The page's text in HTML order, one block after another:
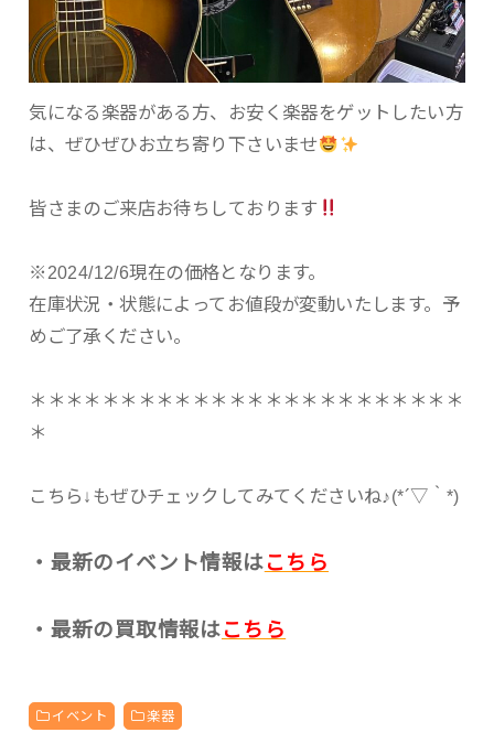
気になる楽器がある方、お安く楽器をゲットしたい方
は、ぜひぜひお立ち寄り下さいませ
皆さまのご来店お待ちしております
※2024/12/6現在の価格となります。
在庫状況・状態によってお値段が変動いたします。予
めご了承ください。
＊＊＊＊＊＊＊＊＊＊＊＊＊＊＊＊＊＊＊＊＊＊＊＊
＊
こちら↓もぜひチェックしてみてくださいね♪(*´▽｀*)
・最新のイベント情報はこちら
・最新の買取情報はこちら
イベント 楽器